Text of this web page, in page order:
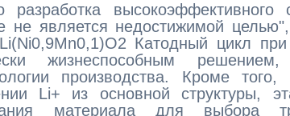
высокоэффективного
является недостижимой
Катодный цикл
жизнеспособным решением,
производства. Кроме того,
Li+ из основной структуры,
материала для выбора